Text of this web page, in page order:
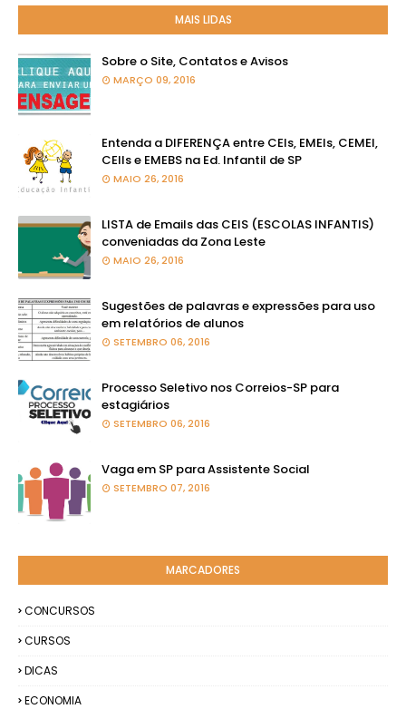
MAIS LIDAS
Sobre o Site, Contatos e Avisos
MARÇO 09, 2016
Entenda a DIFERENÇA entre CEIs, EMEIs, CEMEI,
CEIIs e EMEBS na Ed. Infantil de SP
MAIO 26, 2016
LISTA de Emails das CEIS (ESCOLAS INFANTIS)
conveniadas da Zona Leste
MAIO 26, 2016
Sugestões de palavras e expressões para uso
em relatórios de alunos
SETEMBRO 06, 2016
Processo Seletivo nos Correios-SP para
estagiários
SETEMBRO 06, 2016
Vaga em SP para Assistente Social
SETEMBRO 07, 2016
MARCADORES
CONCURSOS
CURSOS
DICAS
ECONOMIA